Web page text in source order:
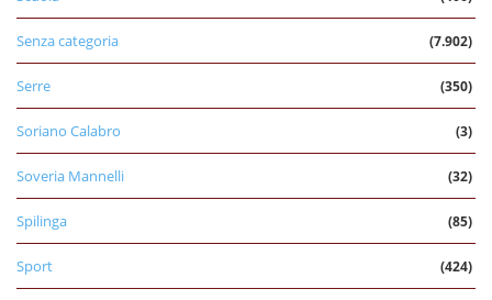
Senza categoria (7.902)
Serre (350)
Soriano Calabro (3)
Soveria Mannelli (32)
Spilinga (85)
Sport (424)